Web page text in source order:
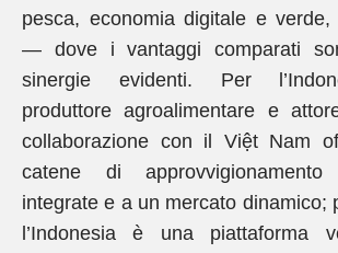
pesca, economia digitale e verde,
— dove i vantaggi comparati
sinergie evidenti. Per
produttore agroalimentare e
collaborazione con il Việt Nam
catene di approvvigionamento
integrate e a un mercato dinamico;
l’Indonesia è una piattaforma